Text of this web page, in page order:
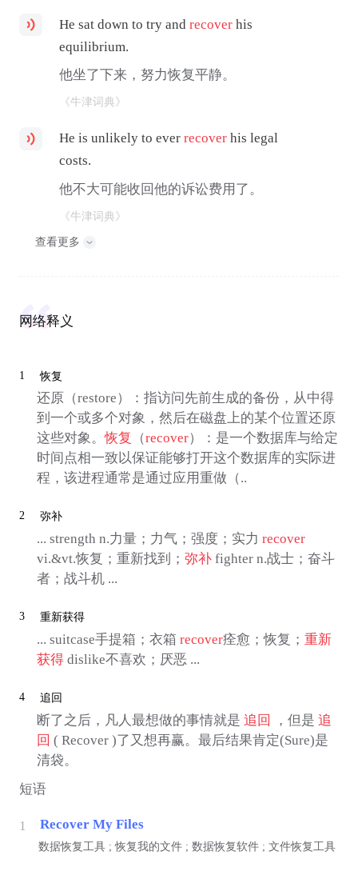
He sat down to try andrecover his
equilibrium.
他坐了下来，努力恢复平静。
《牛津词典》
He is unlikely to everrecover his legal
costs.
他不大可能收回他的诉讼费用了。
《牛津词典》
查看更多
网络释义
1 恢复
还原（restore）：指访问先前生成的备份，从中得
到一个或多个对象，然后在磁盘上的某个位置还原
这些对象。恢复 （recover）：是一个数据库与给定
时间点相一致以保证能够打开这个数据库的实际进
程，该进程通常是通过应用重做（..
2 弥补
... strength n.力量；力气；强度；实力 recover
vi.&vt.恢复；重新找到； 弥补fighter n.战士；奋斗
者；战斗机 ...
3 重新获得
... suitcase手提箱；衣箱 recover痊愈；恢复； 重新
获得dislike不喜欢；厌恶 ...
4 追回
断了之后，凡人最想做的事情就是 追回 ，但是 追
回 ( Recover )了又想再赢。最后结果肯定(Sure)是
清袋。
短语
1 Recover My Files
数据恢复工具 ; 恢复我的文件 ; 数据恢复软件 ; 文件恢复工具